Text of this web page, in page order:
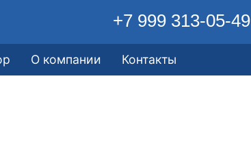
+7 999 313-05-49
О компании Контакты